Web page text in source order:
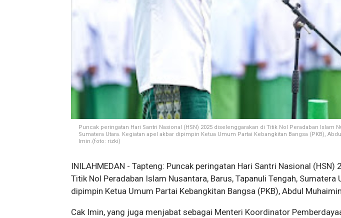
Puncak peringatan Hari Santri Nasional (HSN) 2025 diselenggarakan di Titik Nol Peradaban Islam
Sumatera Utara. Kegiatan apel akbar dipimpin Ketua Umum Partai Kebangkitan Bangsa (PKB),
Imin.(foto: rizki)
INILAHMEDAN - Tapteng: Puncak peringatan Hari Santri Nasional
Titik Nol Peradaban Islam Nusantara, Barus, Tapanuli Tengah, Sumatera
dipimpin Ketua Umum Partai Kebangkitan Bangsa (PKB), Abdul
Cak Imin, yang juga menjabat sebagai Menteri Koordinator